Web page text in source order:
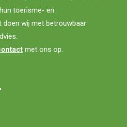
toerisme- en
doen wij met betrouwbaar
met ons op.